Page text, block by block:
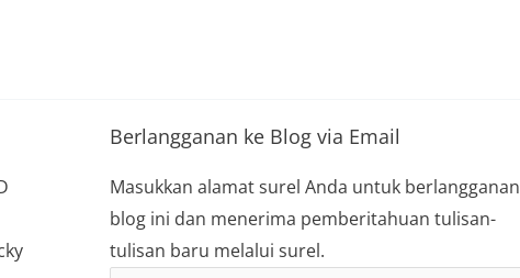
Berlangganan ke Blog via Email
Masukkan alamat surel Anda untuk berlangganan
blog ini dan menerima pemberitahuan tulisan-
tulisan baru melalui surel.